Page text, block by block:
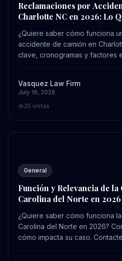
Reclamaciones por
Charlotte NC en 2026: Lo
¿Quiere saber cómo funciona
accidente de camión en
clave, cronogramas y factores
Vasquez Law Firm
July 16, 2026
25 vistas
Función y Relevancia de la
General
Función y Relevancia de la
Carolina del Norte en 2026
¿Quiere saber cómo funciona
Carolina del Norte en 2026?
cómo impacta su caso.